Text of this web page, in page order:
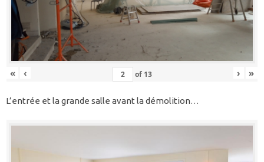
« ‹ of 13 › »
L’entrée et la grande salle avant la démolition…